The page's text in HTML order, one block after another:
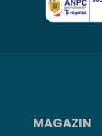
MAGAZIN